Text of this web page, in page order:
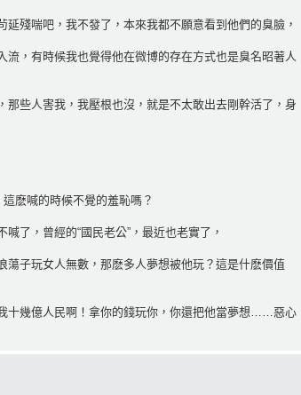
殘喘吧，我不發了，本來我都不願意看到他們的臭臉，
，有時候我也覺得他在微博的存在方式也是臭名昭著人
些人害我，我壓根也沒，就是不太敢出去剛幹活了，身
麽喊的時候不覺的羞恥嗎？
了，曾經的“國民老公”，最近也老實了，
子玩女人無數，那麽多人夢想被他玩？這是什麽價值
十幾億人民啊！拿你的錢玩你，你還把他當夢想……惡心